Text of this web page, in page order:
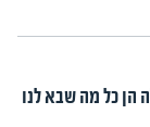
הן כל מה שבא לנו